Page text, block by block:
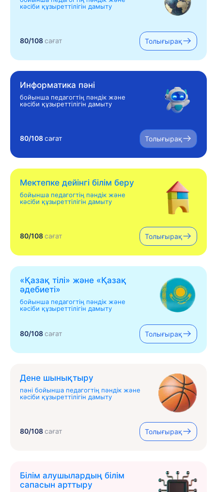
кәсіби құзыреттілігін дамыту
80/108сағат Толығырақ
Информатика пәні
бойынша педагогтің пәндік және
кәсіби құзыреттілігін дамыту
80/108сағат Толығырақ
Мектепке дейінгі білім беру
бойынша педагогтің пәндік және
кәсіби құзыреттілігін дамыту
80/108сағат Толығырақ
«Қазақ тілі» жəне «Қазақ
əдебиеті»
бойынша педагогтің пәндік және
кәсіби құзыреттілігін дамыту
80/108сағат Толығырақ
Дене шынықтыру
пәні бойынша педагогтің пәндік және
кәсіби құзыреттілігін дамыту
80/108сағат Толығырақ
Білім алушылардың білім
сапасын арттыру